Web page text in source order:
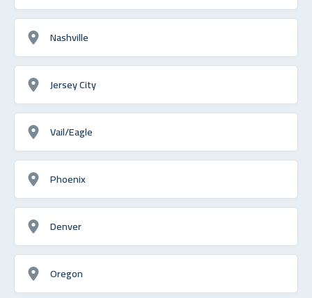
Nashville
Jersey City
Vail/Eagle
Phoenix
Denver
Oregon